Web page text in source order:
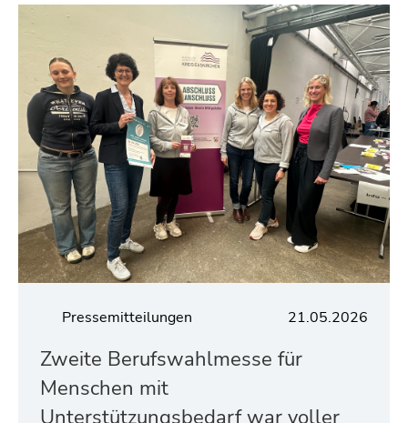
Pressemitteilungen 21.05.2026
Zweite Berufswahlmesse für
Menschen mit
Unterstützungsbedarf war voller